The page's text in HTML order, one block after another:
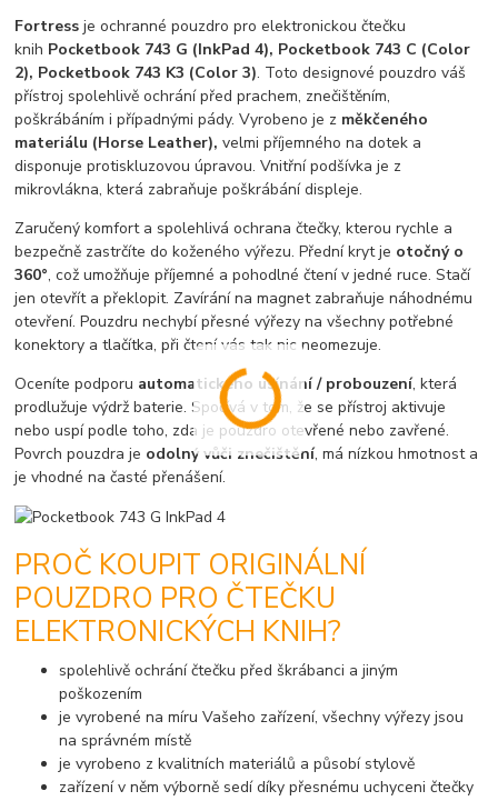
Fortress je ochranné pouzdro pro elektronickou čtečku
knih Pocketbook 743 G (InkPad 4), Pocketbook 743 C (Color
2), Pocketbook 743 K3 (Color 3). Toto designové pouzdro váš
přístroj spolehlivě ochrání před prachem, znečištěním,
poškrábáním i případnými pády. Vyrobeno je z měkčeného
materiálu (Horse Leather), velmi příjemného na dotek a
disponuje protiskluzovou úpravou. Vnitřní podšívka je z
mikrovlákna, která zabraňuje poškrábání displeje.
Zaručený komfort a spolehlivá ochrana čtečky, kterou rychle a
bezpečně zastrčíte do koženého výřezu. Přední kryt je otočný o
360°, což umožňuje příjemné a pohodlné čtení v jedné ruce. Stačí
jen otevřít a překlopit. Zavírání na magnet zabraňuje náhodnému
otevření. Pouzdru nechybí přesné výřezy na všechny potřebné
konektory a tlačítka, při čtení vás tak nic neomezuje.
Oceníte podporu automatického usínání / probouzení, která
prodlužuje výdrž baterie. Spočívá v tom, že se přístroj aktivuje
nebo uspí podle toho, zda je pouzdro otevřené nebo zavřené.
Povrch pouzdra je odolný vůči znečištění, má nízkou hmotnost a
je vhodné na časté přenášení.
PROČ KOUPIT ORIGINÁLNÍ
POUZDRO PRO ČTEČKU
ELEKTRONICKÝCH KNIH?
spolehlivě ochrání čtečku před škrábanci a jiným
poškozením
je vyrobené na míru Vašeho zařízení, všechny výřezy jsou
na správném místě
je vyrobeno z kvalitních materiálů a působí stylově
zařízení v něm výborně sedí díky přesnému uchyceni čtečky